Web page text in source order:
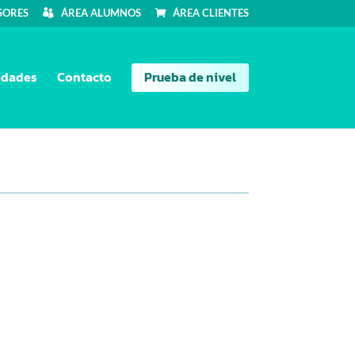
ÁREA ALUMNOS ÁREA CLIENTES
Contacto Prueba de nivel